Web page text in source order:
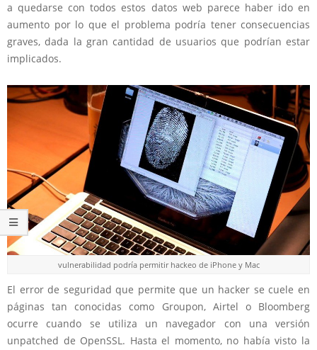
a quedarse con todos estos datos web parece haber ido en
aumento por lo que el problema podría tener consecuencias
graves, dada la gran cantidad de usuarios que podrían estar
implicados.
vulnerabilidad podría permitir hackeo de iPhone y Mac
El error de seguridad que permite que un hacker se cuele en
páginas tan conocidas como Groupon, Airtel o Bloomberg
ocurre cuando se utiliza un navegador con una versión
unpatched de OpenSSL. Hasta el momento, no había visto la